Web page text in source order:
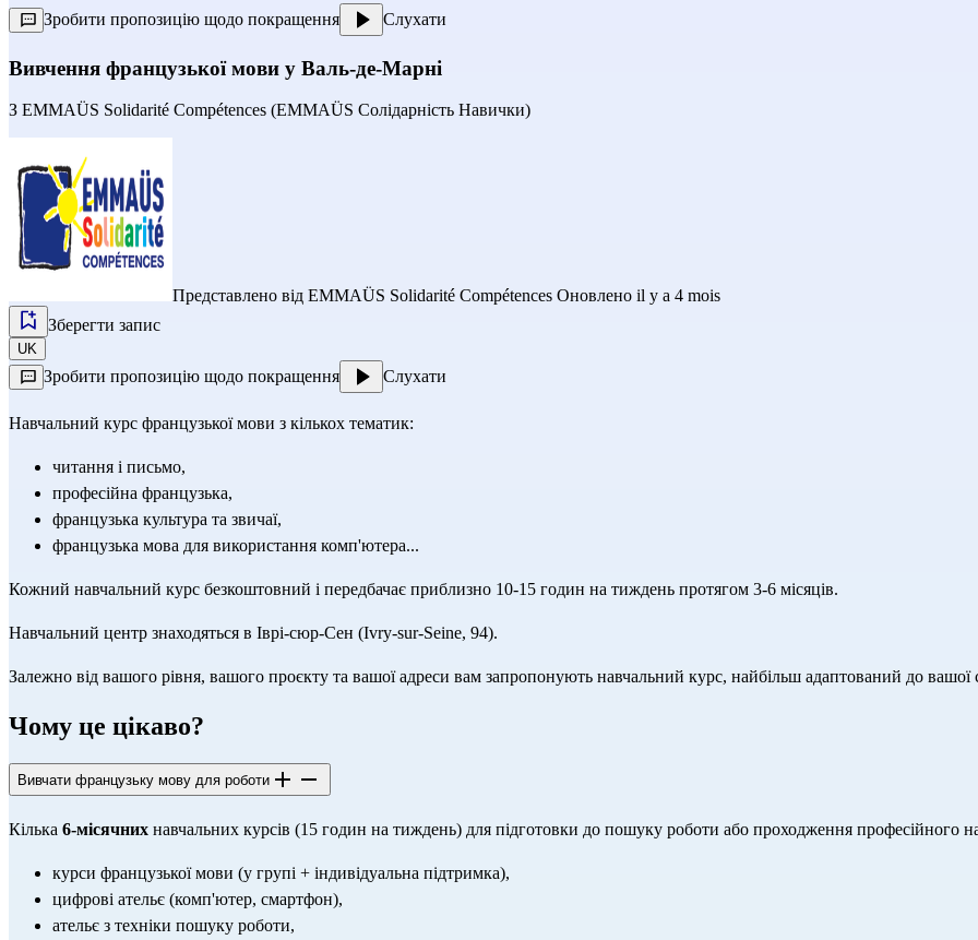
Зробити пропозицію щодо покращення Слухати
Вивчення французької мови у Валь-де-Марні
З EMMAÜS Solidarité Compétences (EMMAÜS Солідарність Навички)
Представлено від EMMAÜS Solidarité Compétences Оновлено il y a 4 mois
Зберегти запис
UK
Зробити пропозицію щодо покращення Слухати
Навчальний курс французької мови з кількох тематик:
читання і письмо,
професійна французька,
французька культура та звичаї,
французька мова для використання комп'ютера...
Кожний навчальний курс безкоштовний і передбачає приблизно 10-15 годин на тиждень протягом 3-6 місяців.
Навчальний центр знаходяться в Іврі-сюр-Сен (Ivry-sur-Seine, 94).
Залежно від вашого рівня, вашого проєкту та вашої адреси вам запропонують навчальний курс, найбільш адаптований до вашої
Чому це цікаво?
Вивчати французьку мову для роботи
Кілька 6-місячних навчальних курсів (15 годин на тиждень) для підготовки до пошуку роботи або проходження професійного
курси французької мови (у групі + індивідуальна підтримка),
цифрові ательє (комп'ютер, смартфон),
ательє з техніки пошуку роботи,